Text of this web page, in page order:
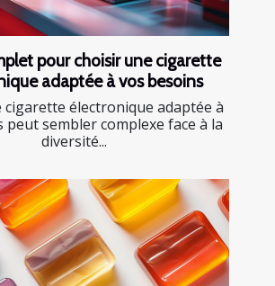
pour choisir une cigarette
adaptée à vos besoins
cigarette électronique adaptée à
peut sembler complexe face à la
diversité...